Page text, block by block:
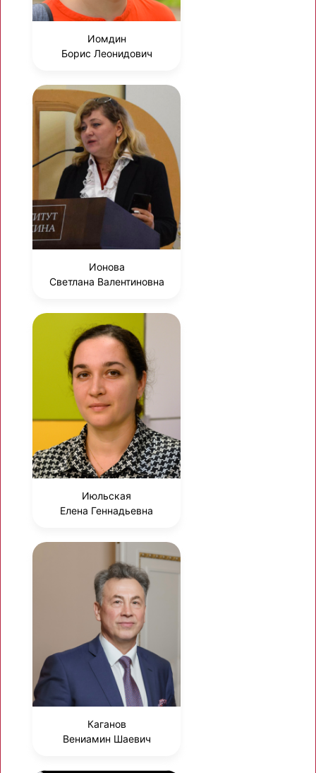
Иомдин
Борис Леонидович
Ионова
Светлана Валентиновна
Июльская
Елена Геннадьевна
Каганов
Вениамин Шаевич